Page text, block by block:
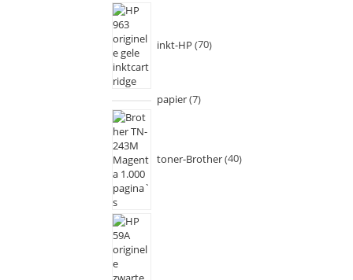
inkt-HP 70
papier 7
toner-Brother 40